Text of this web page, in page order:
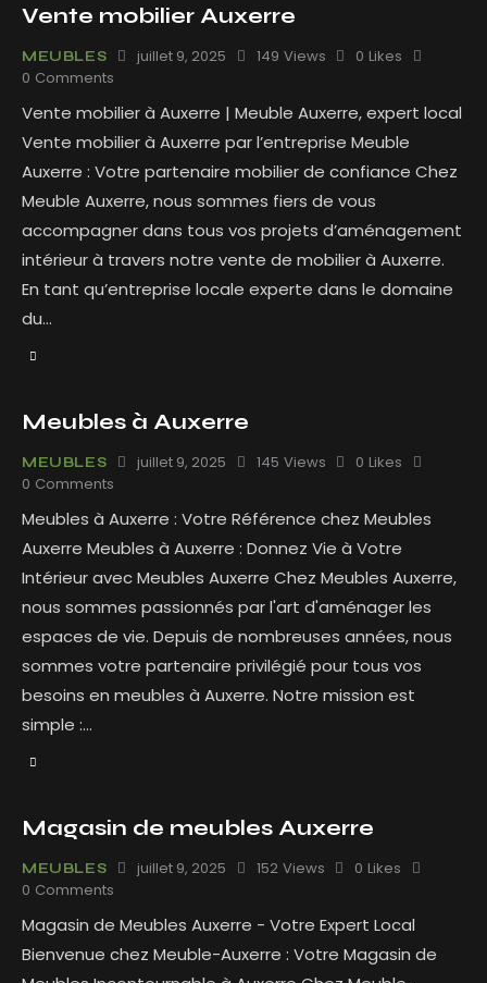
Vente mobilier Auxerre
MEUBLES juillet 9, 2025 149 Views 0 Likes
0 Comments
Vente mobilier à Auxerre | Meuble Auxerre, expert local
Vente mobilier à Auxerre par l’entreprise Meuble
Auxerre : Votre partenaire mobilier de confiance Chez
Meuble Auxerre, nous sommes fiers de vous
accompagner dans tous vos projets d’aménagement
intérieur à travers notre vente de mobilier à Auxerre.
En tant qu’entreprise locale experte dans le domaine
du…
Meubles à Auxerre
MEUBLES juillet 9, 2025 145 Views 0 Likes
0 Comments
Meubles à Auxerre : Votre Référence chez Meubles
Auxerre Meubles à Auxerre : Donnez Vie à Votre
Intérieur avec Meubles Auxerre Chez Meubles Auxerre,
nous sommes passionnés par l'art d'aménager les
espaces de vie. Depuis de nombreuses années, nous
sommes votre partenaire privilégié pour tous vos
besoins en meubles à Auxerre. Notre mission est
simple :…
Magasin de meubles Auxerre
MEUBLES juillet 9, 2025 152 Views 0 Likes
0 Comments
Magasin de Meubles Auxerre - Votre Expert Local
Bienvenue chez Meuble-Auxerre : Votre Magasin de